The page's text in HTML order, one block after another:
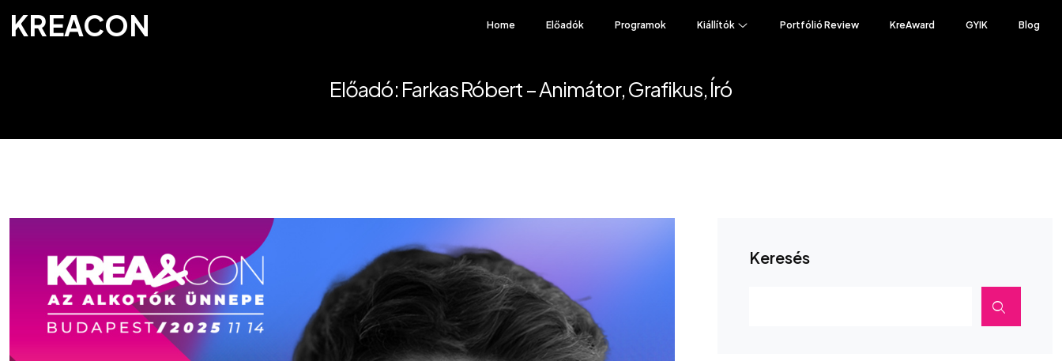
KREACON Home Előadók Programok Kiállítók Portfólió Review KreAward GYIK Blog
Előadó: Farkas Róbert – Animátor, Grafikus, Író
Keresés